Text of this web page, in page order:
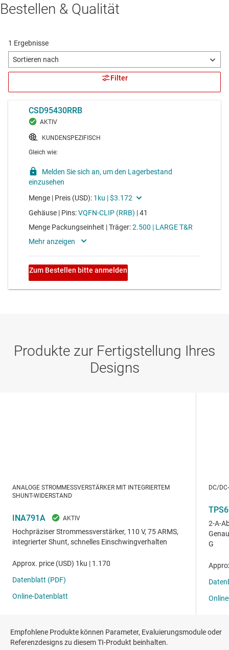
Bestellen & Qualität
Empfohlene Produkte können Parameter, Evaluierungsmodule oder
Referenzdesigns zu diesem TI-Produkt beinhalten.